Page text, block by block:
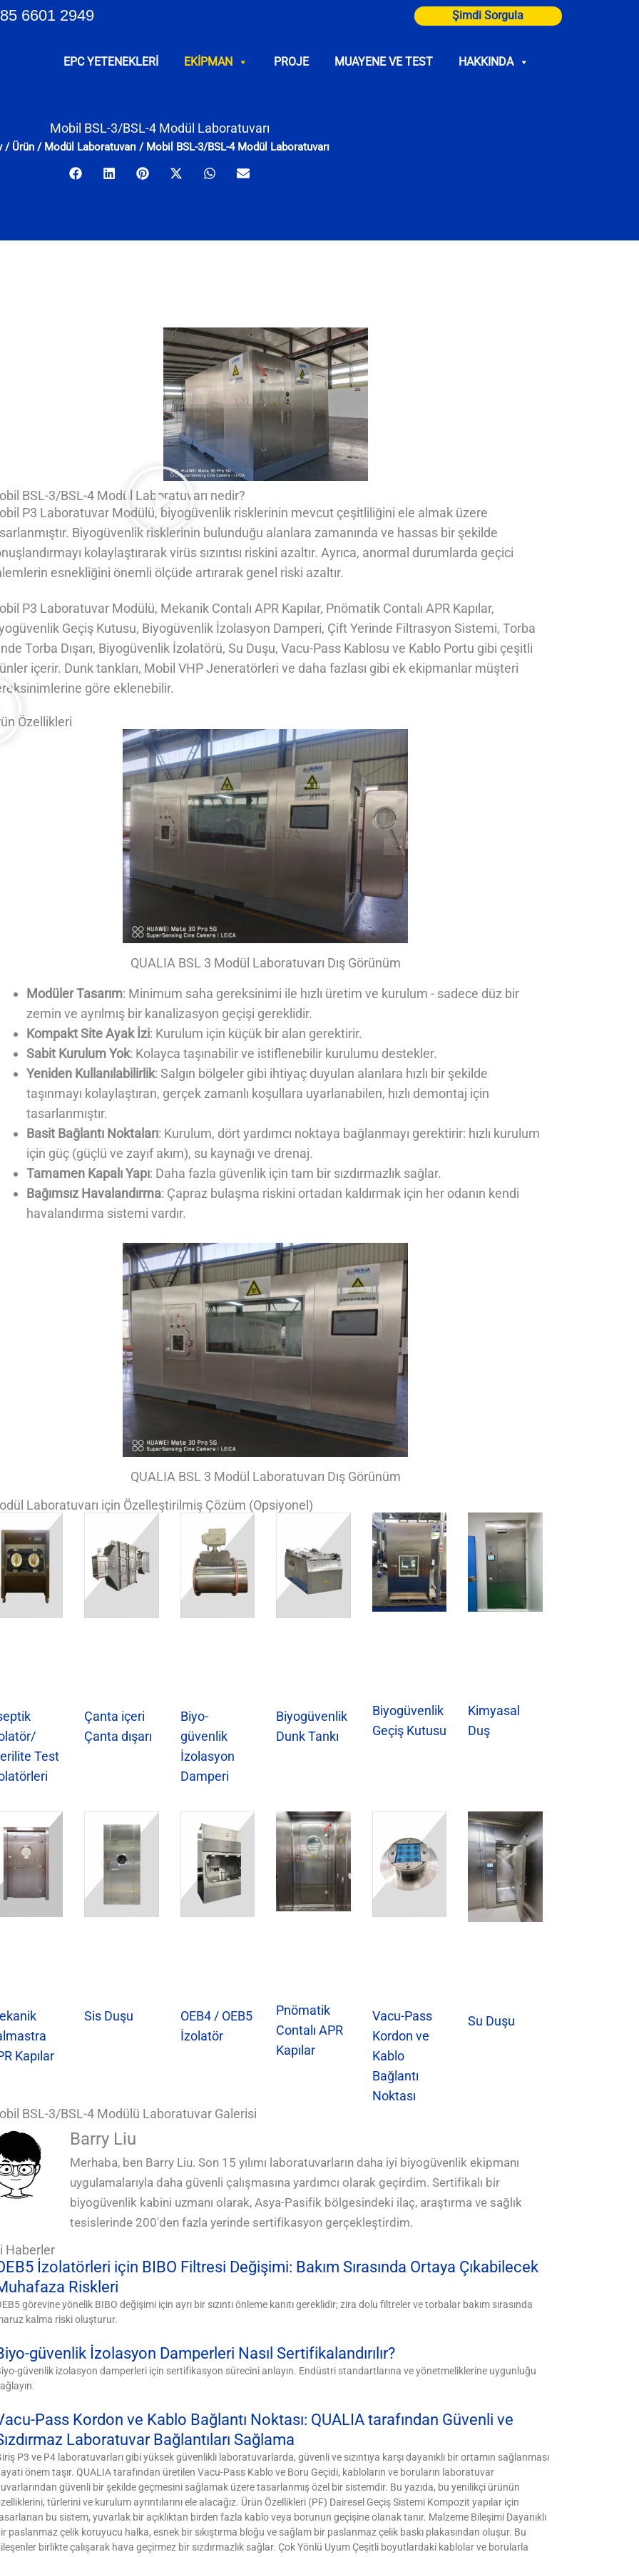
6601 2949 Şimdi Sorgula
EPC YETENEKLERI EKIPMAN PROJE MUAYENE VE TEST HAKKINDA
Mobil BSL-3/BSL-4 Modül Laboratuvarı
/ Ürün/ Modül Laboratuvarı/ Mobil BSL-3/BSL-4 Modül Laboratuvarı
BSL-3/BSL-4 Modül Laboratuvarı nedir?
P3 Laboratuvar Modülü, biyogüvenlik risklerinin mevcut çeşitliliğini ele almak üzere
Biyogüvenlik risklerinin bulunduğu alanlara zamanında ve hassas bir şekilde
kolaylaştırarak virüs sızıntısı riskini azaltır. Ayrıca, anormal durumlarda geçici
esnekliğini önemli ölçüde artırarak genel riski azaltır.
P3 Laboratuvar Modülü, Mekanik Contalı APR Kapılar, Pnömatik Contalı APR Kapılar,
Geçiş Kutusu, Biyogüvenlik İzolasyon Damperi, Çift Yerinde Filtrasyon Sistemi, Torba
Torba Dışarı, Biyogüvenlik İzolatörü, Su Duşu, Vacu-Pass Kablosu ve Kablo Portu gibi çeşitli
içerir. Dunk tankları, Mobil VHP Jeneratörleri ve daha fazlası gibi ek ekipmanlar müşteri
göre eklenebilir.
Özellikleri
QUALIA BSL 3 Modül Laboratuvarı Dış Görünüm
Modüler Tasarım: Minimum saha gereksinimi ile hızlı üretim ve kurulum - sadece düz bir
zemin ve ayrılmış bir kanalizasyon geçişi gereklidir.
Kompakt Site Ayak İzi: Kurulum için küçük bir alan gerektirir.
Sabit Kurulum Yok: Kolayca taşınabilir ve istiflenebilir kurulumu destekler.
Yeniden Kullanılabilirlik: Salgın bölgeler gibi ihtiyaç duyulan alanlara hızlı bir şekilde
taşınmayı kolaylaştıran, gerçek zamanlı koşullara uyarlanabilen, hızlı demontaj için
tasarlanmıştır.
Basit Bağlantı Noktaları: Kurulum, dört yardımcı noktaya bağlanmayı gerektirir: hızlı kurulum
için güç (güçlü ve zayıf akım), su kaynağı ve drenaj.
Tamamen Kapalı Yapı: Daha fazla güvenlik için tam bir sızdırmazlık sağlar.
Bağımsız Havalandırma: Çapraz bulaşma riskini ortadan kaldırmak için her odanın kendi
havalandırma sistemi vardır.
QUALIA BSL 3 Modül Laboratuvarı Dış Görünüm
Laboratuvarı için Özelleştirilmiş Çözüm (Opsiyonel)
Test
Çanta içeri
Çanta dışarı
Biyo-
güvenlik
İzolasyon
Damperi
Biyogüvenlik
Dunk Tankı
Biyogüvenlik
Geçiş Kutusu
Kimyasal
Duş
Kapılar
Sis Duşu
OEB4 / OEB5
İzolatör
Pnömatik
Contalı APR
Kapılar
Vacu-Pass
Kordon ve
Kablo
Bağlantı
Noktası
Su Duşu
BSL-3/BSL-4 Modülü Laboratuvar Galerisi
QUALIA BSL 3 Modül Laboratuvarı Dış Görünüm Kontrol Paneli_1
QUALIA BSL 3 Modül Laboratuvarı Dış Görünüm 4_1
QUALIA BSL 3 Modül Laboratuvarı Dış Görünüm 3_1
QUALIA BSL 3 Modül Laboratuvarı Dış Görünüm 2_1
QUALIA BSL 3 Modül Laboratuvarı Dış Görünüm
QUALIA BSL 3 Modül Laboratuvar Yerinde Filtrasyon Sistemi ve Biyogüvenlik Passbox_1
QUALIA Mekanik Contalı APR Kapılar BSL 3 Modül Laboratuvarına Monte Edilmiştir _1
QUALIA Mekanik Contalı APR Kapılar BSL 3 Modül Laboratuvarına Monte Edilmiştir 2_1
Barry Liu
Merhaba, ben Barry Liu. Son 15 yılımı laboratuvarların daha iyi biyogüvenlik ekipmanı
uygulamalarıyla daha güvenli çalışmasına yardımcı olarak geçirdim. Sertifikalı bir
biyogüvenlik kabini uzmanı olarak, Asya-Pasifik bölgesindeki ilaç, araştırma ve sağlık
tesislerinde 200'den fazla yerinde sertifikasyon gerçekleştirdim.
Haberler
İzolatörleri için BIBO Filtresi Değişimi: Bakım Sırasında Ortaya Çıkabilecek
Riskleri
görevine yönelik BIBO değişimi için ayrı bir sızıntı önleme kanıtı gereklidir; zira dolu filtreler ve torbalar bakım sırasında
kalma riski oluşturur.
güvenlik İzolasyon Damperleri Nasıl Sertifikalandırılır?
güvenlik izolasyon damperleri için sertifikasyon sürecini anlayın. Endüstri standartlarına ve yönetmeliklerine uygunluğu
Pass Kordon ve Kablo Bağlantı Noktası: QUALIA tarafından Güvenli ve
Laboratuvar Bağlantıları Sağlama
P3 ve P4 laboratuvarları gibi yüksek güvenlikli laboratuvarlarda, güvenli ve sızıntıya karşı dayanıklı bir ortamın sağlanması
önem taşır. QUALIA tarafından üretilen Vacu-Pass Kablo ve Boru Geçidi, kabloların ve boruların laboratuvar
güvenli bir şekilde geçmesini sağlamak üzere tasarlanmış özel bir sistemdir. Bu yazıda, bu yenilikçi ürünün
türlerini ve kurulum ayrıntılarını ele alacağız. Ürün Özellikleri (PF) Dairesel Geçiş Sistemi Kompozit yapılar için
bu sistem, yuvarlak bir açıklıktan birden fazla kablo veya borunun geçişine olanak tanır. Malzeme Bileşimi Dayanıklı
paslanmaz çelik koruyucu halka, esnek bir sıkıştırma bloğu ve sağlam bir paslanmaz çelik baskı plakasından oluşur. Bu
birlikte çalışarak hava geçirmez bir sızdırmazlık sağlar. Çok Yönlü Uyum Çeşitli boyutlardaki kablolar ve borularla